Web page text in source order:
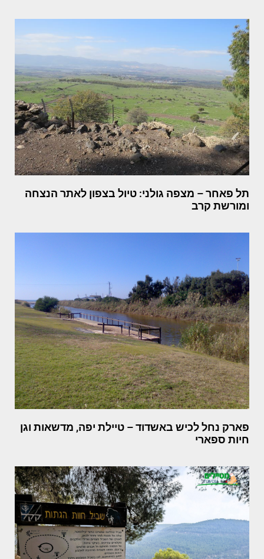
תל פאחר – מצפה גולני: טיול בצפון לאתר הנצחה
ומורשת קרב
פארק נחל לכיש באשדוד – טיילת יפה, מדשאות וגן
חיות ספארי